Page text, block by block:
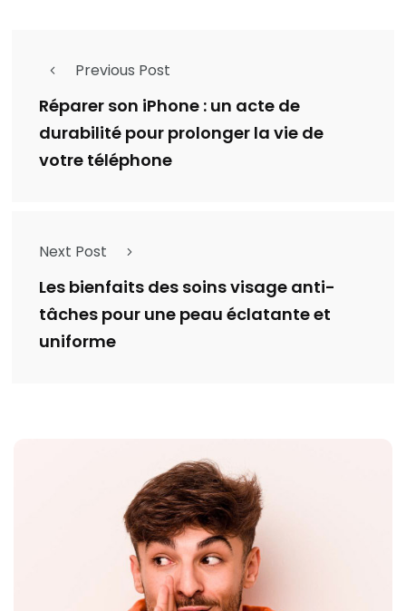
Previous Post
Réparer son iPhone : un acte de
durabilité pour prolonger la vie de
votre téléphone
Next Post
Les bienfaits des soins visage anti-
tâches pour une peau éclatante et
uniforme